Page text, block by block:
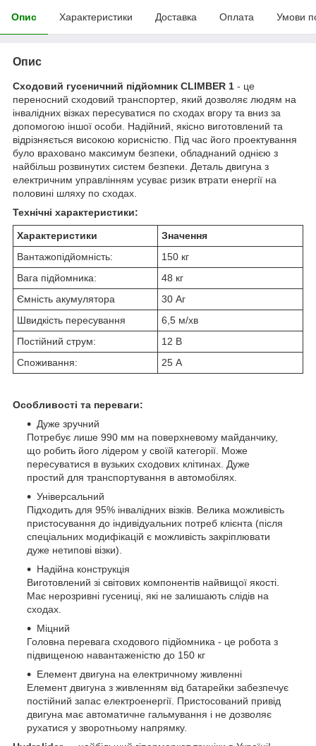
Опис Характеристики Доставка Оплата Умови
Опис
Сходовий гусеничний підйомник CLIMBER 1 - це
переносний сходовий транспортер, який дозволяє людям на
інвалідних візках пересуватися по сходах вгору та вниз за
допомогою іншої особи. Надійний, якісно виготовлений та
відрізняється високою корисністю. Під час його проектування
було враховано максимум безпеки, обладнаний однією з
найбільш розвинутих систем безпеки. Деталь двигуна з
електричним управлінням усуває ризик втрати енергії на
половині шляху по сходах.
Технічні характеристики:
Характеристики
Значення
Вантажопідйомність:
150 кг
Вага підйомника:
48 кг
Ємність акумулятора
30 Аг
Швидкість пересування
6,5 м/хв
Постійний струм:
12 В
Споживання:
25 А
Особливості та переваги:
Дуже зручний
Потребує лише 990 мм на поверхневому майданчику,
що робить його лідером у своїй категорії. Може
пересуватися в вузьких сходових клітинах. Дуже
простий для транспортування в автомобілях.
Універсальний
Підходить для 95% інвалідних візків. Велика можливість
пристосування до індивідуальних потреб клієнта (після
спеціальних модифікацій є можливість закріплювати
дуже нетипові візки).
Надійна конструкція
Виготовлений зі світових компонентів найвищої якості.
Має нерозривні гусениці, які не залишають слідів на
сходах.
Міцний
Головна перевага сходового підйомника - це робота з
підвищеною навантаженістю до 150 кг
Елемент двигуна на електричному живленні
Елемент двигуна з живленням від батарейки забезпечує
постійний запас електроенергії. Пристосований привід
двигуна має автоматичне гальмування і не дозволяє
рухатися у зворотньому напрямку.